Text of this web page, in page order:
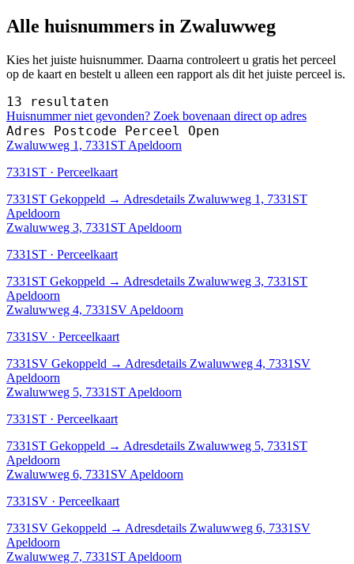
Alle huisnummers in Zwaluwweg
Kies het juiste huisnummer. Daarna controleert u gratis het perceel
op de kaart en bestelt u alleen een rapport als dit het juiste perceel is.
13 resultaten
Huisnummer niet gevonden? Zoek bovenaan direct op adres
Adres Postcode Perceel Open
Zwaluwweg 1, 7331ST Apeldoorn
7331ST · Perceelkaart
7331ST Gekoppeld → Adresdetails Zwaluwweg 1, 7331ST
Apeldoorn
Zwaluwweg 3, 7331ST Apeldoorn
7331ST · Perceelkaart
7331ST Gekoppeld → Adresdetails Zwaluwweg 3, 7331ST
Apeldoorn
Zwaluwweg 4, 7331SV Apeldoorn
7331SV · Perceelkaart
7331SV Gekoppeld → Adresdetails Zwaluwweg 4, 7331SV
Apeldoorn
Zwaluwweg 5, 7331ST Apeldoorn
7331ST · Perceelkaart
7331ST Gekoppeld → Adresdetails Zwaluwweg 5, 7331ST
Apeldoorn
Zwaluwweg 6, 7331SV Apeldoorn
7331SV · Perceelkaart
7331SV Gekoppeld → Adresdetails Zwaluwweg 6, 7331SV
Apeldoorn
Zwaluwweg 7, 7331ST Apeldoorn